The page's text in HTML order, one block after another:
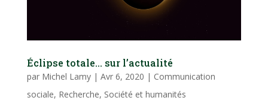
Éclipse totale… sur l’actualité
par Michel Lamy| Avr 6, 2020 | Communication
sociale, Recherche, Société et humanités